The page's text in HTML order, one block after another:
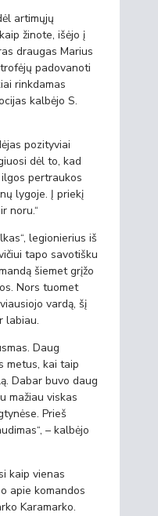
artimųjų
žinote, išėjo į
draugas Marius
padovanoti
rinkdamas
kalbėjo S.
pozityviai
dėl to, kad
pertraukos
lygoje. Į priekį
noru.“
legionierius iš
tapo savotišku
šiemet grįžo
Nors tuomet
vardą, šį
labiau.
Daug
metus, kai taip
Dabar buvo daug
mažiau viskas
Prieš
– kalbėjo
kaip vienas
apie komandos
Karamarko.